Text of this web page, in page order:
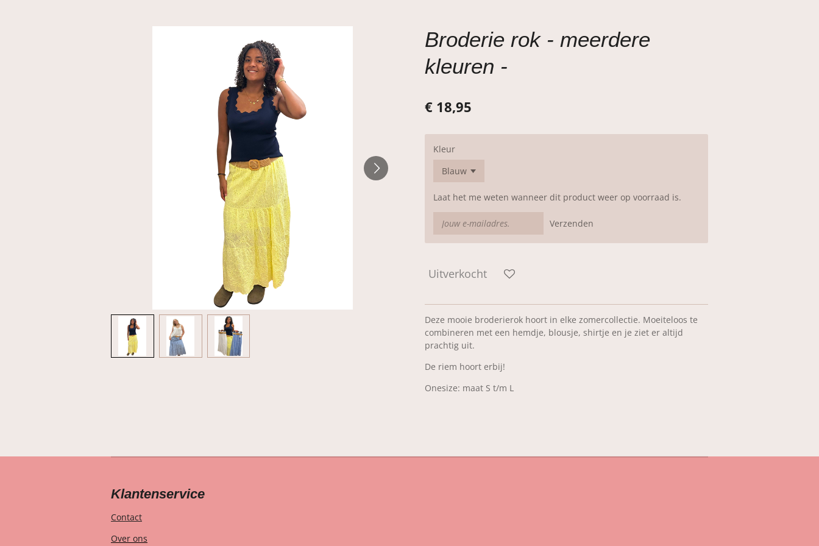
Broderie rok - meerdere
kleuren -
€ 18,95
Kleur
Laat het me weten wanneer dit product weer op voorraad is.
Verzenden
Uitverkocht
Deze mooie broderierok hoort in elke zomercollectie. Moeiteloos te
combineren met een hemdje, blousje, shirtje en je ziet er altijd
prachtig uit.
De riem hoort erbij!
Onesize: maat S t/m L
Klantenservice
Contact
Over ons